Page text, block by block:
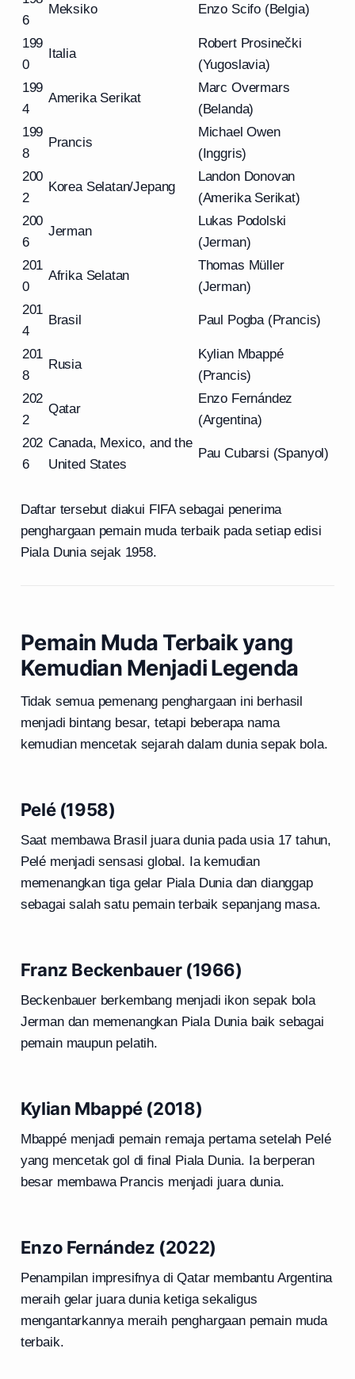
6
Meksiko Enzo Scifo (Belgia)
199
0
Italia
Robert Prosinečki
(Yugoslavia)
199
4
Amerika Serikat
Marc Overmars
(Belanda)
199
8
Prancis
Michael Owen
(Inggris)
200
2
Korea Selatan/Jepang
Landon Donovan
(Amerika Serikat)
200
6
Jerman
Lukas Podolski
(Jerman)
201
0
Afrika Selatan
Thomas Müller
(Jerman)
201
4
Brasil Paul Pogba (Prancis)
201
8
Rusia
Kylian Mbappé
(Prancis)
202
2
Qatar
Enzo Fernández
(Argentina)
202
6
Canada, Mexico, and the
United States
Pau Cubarsi (Spanyol)
Daftar tersebut diakui FIFA sebagai penerima
penghargaan pemain muda terbaik pada setiap edisi
Piala Dunia sejak 1958.
Pemain Muda Terbaik yang
Kemudian Menjadi Legenda
Tidak semua pemenang penghargaan ini berhasil
menjadi bintang besar, tetapi beberapa nama
kemudian mencetak sejarah dalam dunia sepak bola.
Pelé (1958)
Saat membawa Brasil juara dunia pada usia 17 tahun,
Pelé menjadi sensasi global. Ia kemudian
memenangkan tiga gelar Piala Dunia dan dianggap
sebagai salah satu pemain terbaik sepanjang masa.
Franz Beckenbauer (1966)
Beckenbauer berkembang menjadi ikon sepak bola
Jerman dan memenangkan Piala Dunia baik sebagai
pemain maupun pelatih.
Kylian Mbappé (2018)
Mbappé menjadi pemain remaja pertama setelah Pelé
yang mencetak gol di final Piala Dunia. Ia berperan
besar membawa Prancis menjadi juara dunia.
Enzo Fernández (2022)
Penampilan impresifnya di Qatar membantu Argentina
meraih gelar juara dunia ketiga sekaligus
mengantarkannya meraih penghargaan pemain muda
terbaik.